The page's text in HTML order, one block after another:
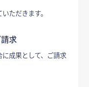
ただきます。
求
成果として、ご請求